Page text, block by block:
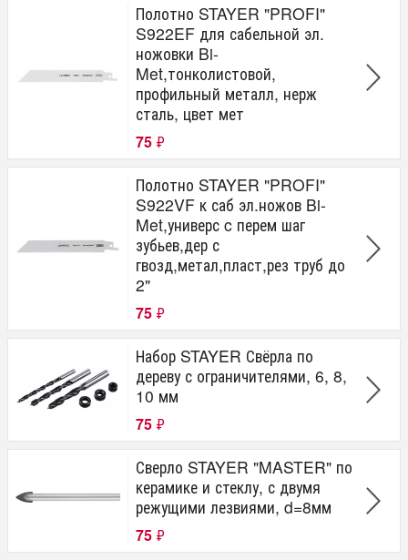
Полотно STAYER "PROFI"
S922EF для сабельной эл.
ножовки Bi-
Met,тонколистовой,
профильный металл, нерж
сталь, цвет мет
75 ₽
Полотно STAYER "PROFI"
S922VF к саб эл.ножов Bi-
Met,универс c перем шаг
зубьев,дер с
гвозд,метал,пласт,рез труб до
2"
75 ₽
Набор STAYER Свёрла по
дереву с ограничителями, 6, 8,
10 мм
75 ₽
Сверло STAYER "MASTER" по
керамике и стеклу, с двумя
режущими лезвиями, d=8мм
75 ₽